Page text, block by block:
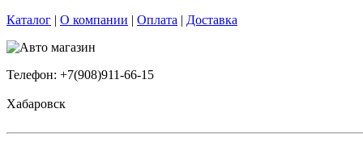
Каталог | О компании | Оплата | Доставка
Телефон: +7(908)911-66-15
Хабаровск